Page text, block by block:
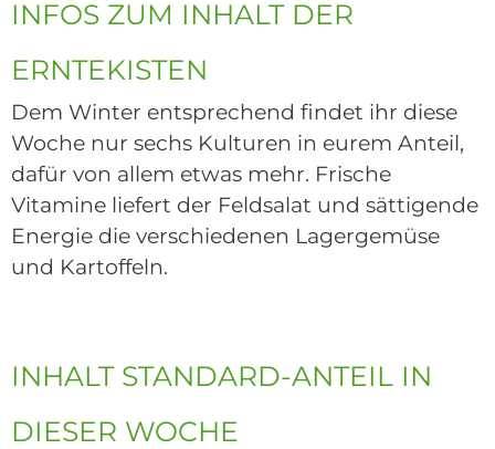
INFOS ZUM INHALT DER
ERNTEKISTEN
Dem Winter entsprechend findet ihr diese
Woche nur sechs Kulturen in eurem Anteil,
dafür von allem etwas mehr. Frische
Vitamine liefert der Feldsalat und sättigende
Energie die verschiedenen Lagergemüse
und Kartoffeln.
INHALT STANDARD-ANTEIL IN
DIESER WOCHE